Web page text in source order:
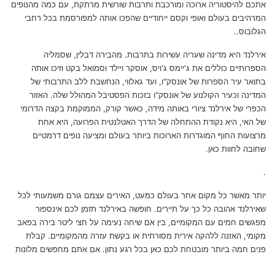
אתכם להיסטוריה ארוכה ומורכבת ותרבות שורשית מרתקת, עם כמה מהנופים
המרהיבים בעולם ואופי וקסם ייחודיים שהפכו אותה למפורסמת בכל רחבי
הגלובוס..
אירלנד היא מדינה שעריה עשירות בתרבות. מהבירה דבלין, שסמליה
הספרותיים כוללים את ג'יימס ג'ויס, אוסקר ויילד וסמואל בקט וזיכו אותה
בתואר עיר הספרות של אונסק"ו, ועד גאלווי, הנחשבת ללב התרבותי של
המדינה וכעיר הקולנוע של אונסק"ו בזכות הפסטיבל המהולל שלה. האזור
הכפרי של אירלנד ציורי באותה מידה, כאשר קורק, הממוקמת בקצה הדרומי
של האי, היא נקודת ההתחלה של הדרך האטלנטית הפרועה, היא אחת
מרצועות החוף המוגדרות הארוכות ביותר בעולם ומציעה נופים דרמטיים
שחובה לחוות כאן.
.
יותר מאשר כל מקום אחר בעולם כמעט, האירים עצמם גורם משמעותי לכל
שאירלנד אהובה כל כך על תיירים. חופשה באירלנד תזמן לכם אינספור
מפגשים חמים עם המקומיים, בין אם שיחה נעימה על חצי ליטר בירה בפאב
מקומי, האזנה ללהקה אירית מסורתית או בקשת עזרה מהמקומיים. קבלת
פנים חמה ביותר מובטחת לכם כאן בכל רגע נתון. אם אתם מחפשים מלונות